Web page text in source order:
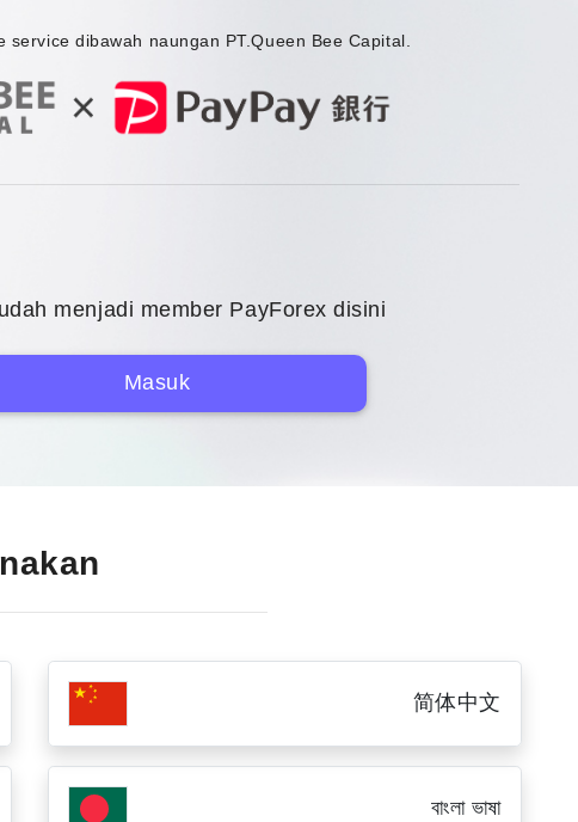
dibawah naungan PT.Queen Bee Capital.
menjadi member PayForex disini
Masuk
简体中文
বাংলা ভাষা